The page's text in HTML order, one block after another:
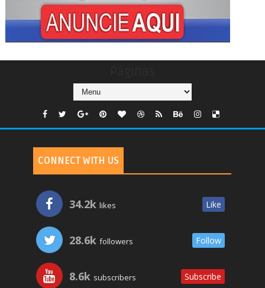
CONNECT WITH US
34.2k likes Like
28.6k followers Follow
8.6k subscribers Subscribe